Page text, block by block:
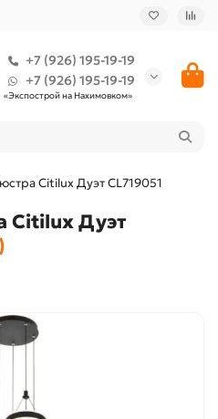
+7 (926) 195-19-19
+7 (926) 195-19-19
«Экспострой на Нахимовком»
Citilux Дуэт CL719051
Citilux Дуэт